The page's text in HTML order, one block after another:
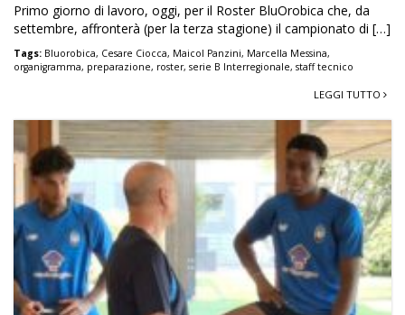
Primo giorno di lavoro, oggi, per il Roster BluOrobica che, da
settembre, affronterà (per la terza stagione) il campionato di […]
Tags: Bluorobica, Cesare Ciocca, Maicol Panzini, Marcella Messina,
organigramma, preparazione, roster, serie B Interregionale, staff tecnico
LEGGI TUTTO